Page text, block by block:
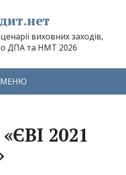
виховних заходів,
ДПА та НМТ 2026
МЕНЮ
2021